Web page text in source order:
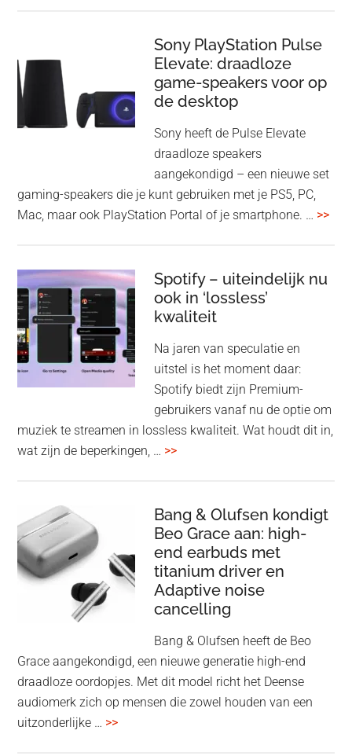
Sony PlayStation Pulse
Elevate: draadloze
game-speakers voor op
de desktop
Sony heeft de Pulse Elevate
draadloze speakers
aangekondigd – een nieuwe set
gaming-speakers die je kunt gebruiken met je PS5, PC,
Mac, maar ook PlayStation Portal of je smartphone. … >>
Spotify – uiteindelijk nu
ook in ‘lossless’
kwaliteit
Na jaren van speculatie en
uitstel is het moment daar:
Spotify biedt zijn Premium-
gebruikers vanaf nu de optie om
muziek te streamen in lossless kwaliteit. Wat houdt dit in,
wat zijn de beperkingen, … >>overSpotify
nu
ook
in
‘lossless’
kwaliteit
Bang & Olufsen kondigt
Beo Grace aan: high-
end earbuds met
titanium driver en
Adaptive noise
cancelling
Bang & Olufsen heeft de Beo
Grace aangekondigd, een nieuwe generatie high-end
draadloze oordopjes. Met dit model richt het Deense
audiomerk zich op mensen die zowel houden van een
uitzonderlijke … >>overBang